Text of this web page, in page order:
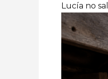
Lucía no